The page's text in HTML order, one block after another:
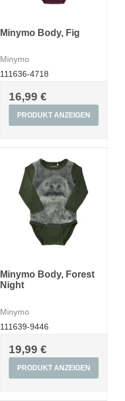
Minymo Body, Fig
Minymo
111636-4718
16,99 €
PRODUKT ANZEIGEN
Minymo Body, Forest
Night
Minymo
111639-9446
19,99 €
PRODUKT ANZEIGEN